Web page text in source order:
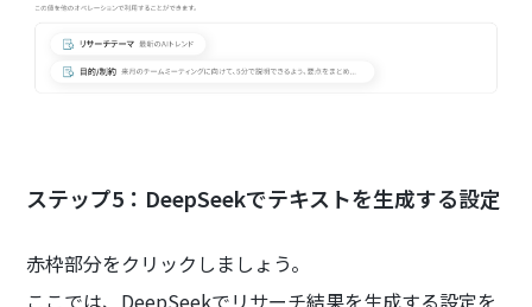
ステップ5：DeepSeekでテキストを生成する設定
赤枠部分をクリックしましょう。
ここでは、DeepSeekでリサーチ結果を生成する設定を